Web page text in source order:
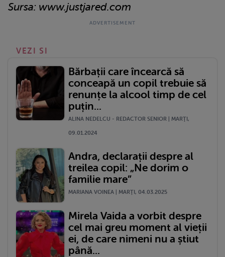
Sursa: www.justjared.com
VEZI SI
Bărbații care încearcă să
conceapă un copil trebuie să
renunțe la alcool timp de cel
puțin...
ALINA NEDELCU - REDACTOR SENIOR | MARŢI,
09.01.2024
Andra, declarații despre al
treilea copil: „Ne dorim o
familie mare”
MARIANA VOINEA | MARŢI, 04.03.2025
Mirela Vaida a vorbit despre
cel mai greu moment al vieții
ei, de care nimeni nu a știut
până...